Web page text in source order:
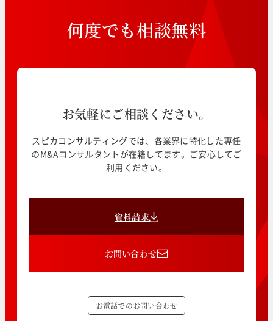
何度でも相談無料
お気軽にご相談ください。
スピカコンサルティングでは、各業界に特化した専任
のM&Aコンサルタントが在籍してます。ご安心してご
利用ください。
資料請求
お問い合わせ
お電話でのお問い合わせ